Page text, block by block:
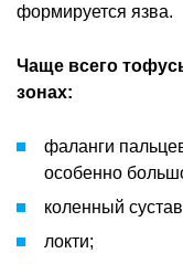
формируется язва.
Чаще всего
зонах:
фаланги
особенно
коленный
локти;